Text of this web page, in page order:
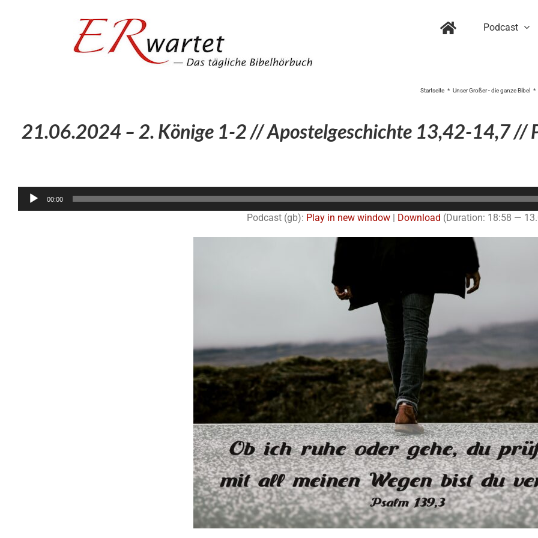
Podcast
Startseite Unser Großer - die ganze Bibel
21.06.2024 – 2. Könige 1-2 // Apostelgeschichte 13,42-14,7 //
Audio-
00:00
Podcast (gb): Play in new window| Download (Duration: 18:58 —